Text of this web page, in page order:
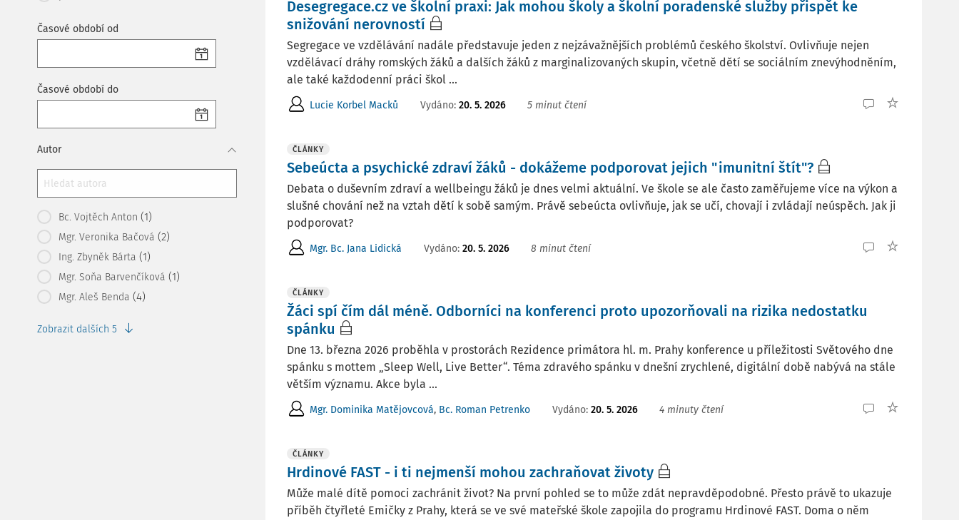
Časové období od
Časové období do
Autor
Bc. Vojtěch Anton (1)
Mgr. Veronika Bačová (2)
Ing. Zbyněk Bárta (1)
Mgr. Soňa Barvenčíková (1)
Mgr. Aleš Benda (4)
Zobrazit dalších 5
Desegregace.cz ve školní praxi: Jak mohou školy a školní poradenské služby přispět ke
snižování nerovností
Segregace ve vzdělávání nadále představuje jeden z nejzávažnějších problémů českého školství. Ovlivňuje nejen
vzdělávací dráhy romských žáků a dalších žáků z marginalizovaných skupin, včetně dětí se sociálním znevýhodněním,
ale také každodenní práci škol ...
Lucie Korbel Macků Vydáno: 20. 5. 2026 5 minut čtení
ČLÁNKY
Sebeúcta a psychické zdraví žáků - dokážeme podporovat jejich "imunitní štít"?
Debata o duševním zdraví a wellbeingu žáků je dnes velmi aktuální. Ve škole se ale často zaměřujeme více na výkon a
slušné chování než na vztah dětí k sobě samým. Právě sebeúcta ovlivňuje, jak se učí, chovají i zvládají neúspěch. Jak ji
podporovat?
Mgr. Bc. Jana Lidická Vydáno: 20. 5. 2026 8 minut čtení
ČLÁNKY
Žáci spí čím dál méně. Odborníci na konferenci proto upozorňovali na rizika nedostatku
spánku
Dne 13. března 2026 proběhla v prostorách Rezidence primátora hl. m. Prahy konference u příležitosti Světového dne
spánku s mottem „Sleep Well, Live Better“. Téma zdravého spánku v dnešní zrychlené, digitální době nabývá na stále
větším významu. Akce byla ...
Mgr. Dominika Matějovcová, Bc. Roman Petrenko Vydáno: 20. 5. 2026 4 minuty čtení
ČLÁNKY
Hrdinové FAST - i ti nejmenší mohou zachraňovat životy
Může malé dítě pomoci zachránit život? Na první pohled se to může zdát nepravděpodobné. Přesto právě to ukazuje
příběh čtyřleté Emičky z Prahy, která se ve své mateřské škole zapojila do programu Hrdinové FAST. Doma o něm